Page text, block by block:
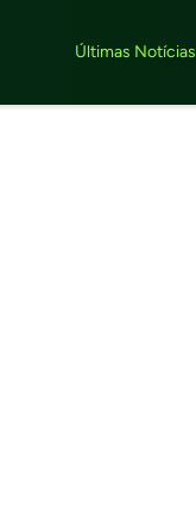
Últimas Notícias